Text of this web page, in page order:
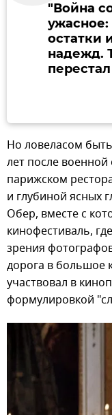
"Война
ужасное:
остатки
надежд.
Но ловеласом
лет после
парижском
и глубиной ясных
Обер, вместе с
кинофестиваль,
зрения
дорога в большое
участвовал в
формулировкой